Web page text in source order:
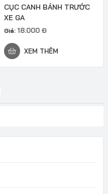
CỤC CANH BÁNH TRƯỚC
XE GA
Giá: 18.000 Đ
XEM THÊM